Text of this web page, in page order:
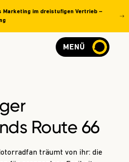
im dreistufigen Vertrieb –
MENÜ
Route 66
träumt von ihr: die